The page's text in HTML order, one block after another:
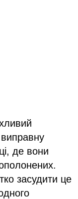
де вони
засудити це